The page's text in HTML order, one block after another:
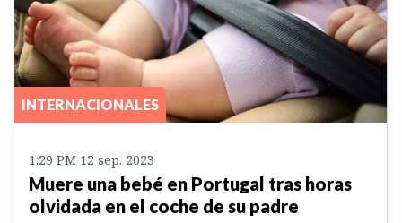
INTERNACIONALES
1:29 PM 12 sep. 2023
Muere una bebé en Portugal tras horas
olvidada en el coche de su padre